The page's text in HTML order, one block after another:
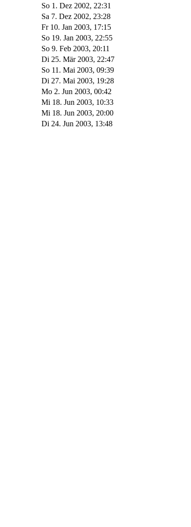
So 1. Dez 2002, 22:31
Sa 7. Dez 2002, 23:28
Fr 10. Jan 2003, 17:15
So 19. Jan 2003, 22:55
So 9. Feb 2003, 20:11
Di 25. Mär 2003, 22:47
So 11. Mai 2003, 09:39
Di 27. Mai 2003, 19:28
Mo 2. Jun 2003, 00:42
Mi 18. Jun 2003, 10:33
Mi 18. Jun 2003, 20:00
Di 24. Jun 2003, 13:48